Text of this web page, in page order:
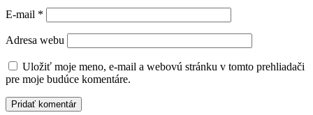
E-mail *
Adresa webu
Uložiť moje meno, e-mail a webovú stránku v tomto prehliadači
pre moje budúce komentáre.